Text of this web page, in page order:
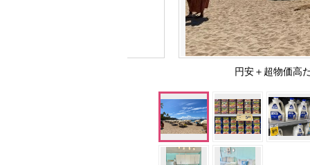
円安＋超物価高